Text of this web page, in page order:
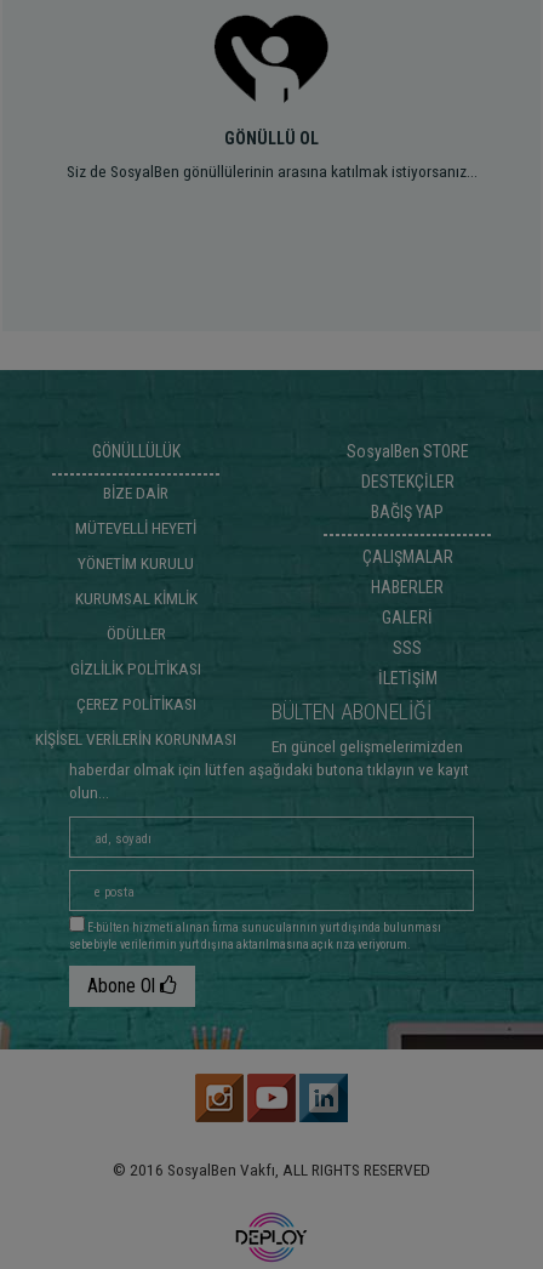
GÖNÜLLÜ OL
Siz de SosyalBen gönüllülerinin arasına katılmak istiyorsanız...
GÖNÜLLÜLÜK
BİZE DAİR
MÜTEVELLİ HEYETİ
YÖNETİM KURULU
KURUMSAL KİMLİK
ÖDÜLLER
GİZLİLİK POLİTİKASI
ÇEREZ POLİTİKASI
KİŞİSEL VERİLERİN KORUNMASI
SosyalBen STORE
DESTEKÇİLER
BAĞIŞ YAP
ÇALIŞMALAR
HABERLER
GALERİ
SSS
İLETİŞİM
BÜLTEN ABONELİĞİ
En güncel gelişmelerimizden
haberdar olmak için lütfen aşağıdaki butona tıklayın ve kayıt
olun...
E-bülten hizmeti alınan firma sunucularının yurt dışında bulunması
sebebiyle verilerimin yurt dışına aktarılmasına açık rıza veriyorum.
Abone Ol
© 2016 SosyalBen Vakfı, ALL RIGHTS RESERVED
www.deploy.com.tr